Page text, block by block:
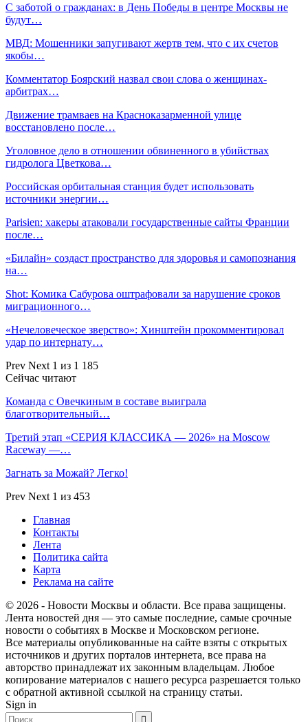
С заботой о гражданах: в День Победы в центре Москвы не
будут…
МВД: Мошенники запугивают жертв тем, что с их счетов
якобы…
Комментатор Боярский назвал свои слова о женщинах-
арбитрах…
Движение трамваев на Красноказарменной улице
восстановлено после…
Уголовное дело в отношении обвиненного в убийствах
гидролога Цветкова…
Российская орбитальная станция будет использовать
источники энергии…
Parisien: хакеры атаковали государственные сайты Франции
после…
«Билайн» создаст пространство для здоровья и самопознания
на…
Shot: Комика Сабурова оштрафовали за нарушение сроков
миграционного…
«Нечеловеческое зверство»: Хинштейн прокомментировал
удар по интернату…
Prev Next 1 из 1 185
Сейчас читают
Команда с Овечкиным в составе выиграла
благотворительный…
Третий этап «СЕРИЯ КЛАССИКА — 2026» на Moscow
Raceway —…
Загнать за Можай? Легко!
Prev Next 1 из 453
Главная
Контакты
Лента
Политика сайта
Карта
Реклама на сайте
© 2026 - Новости Москвы и области. Все права защищены.
Лента новостей дня — это самые последние, самые срочные
новости о событиях в Москве и Московском регионе.
Все материалы опубликованные на сайте взяты с открытых
источников и других порталов интернета, все права на
авторство принадлежат их законным владельцам. Любое
копирование материалов с нашего ресурса разрешается только
с обратной активной ссылкой на страницу статьи.
Sign in